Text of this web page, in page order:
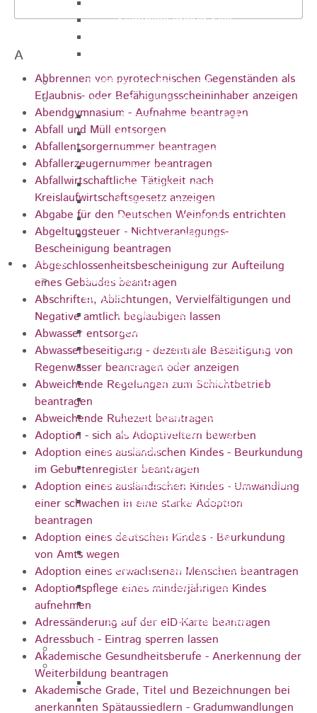
Stadthalle großer Saal
Qualifizierter Mietspiegel
Steuern & Gebühren
Wasserverbrauchsgebühr
Hundesteuer
Vergnügungssteuer
Hebesätze
Kindergartengebühren
Hallenbenutzungsgebühren
Hallenbad & Freibad
Verwaltungsgebühren
Politik
Bürgermeister
Gremien
Bauausschuss
Gemeinderat
GEO - Vertreter im Aufsichtsrat
Ortschaftsrat
Aufsichtsrat Wohnbau GmbH
Umlegungsausschuss
Verbandsversammlung der VG
Rosenstein
Verbandsversammlung des
Abwasserzweckverband Lauter-Rems
Verbandsversammlung des
Landeswasserversorgung
Verbandsversammlung Zweckverband
"Gewerbeverband Rosenstein"
Verwaltungsausschuss
Rosenstein" - Verwaltungsrat
Jugendparlament
Wahlen
Wahlen Aktuell
Wahlinformation
A
Abbrennen von pyrotechnischen Gegenständen als
Erlaubnis- oder Befähigungsscheininhaber anzeigen
Abendgymnasium - Aufnahme beantragen
Abfall und Müll entsorgen
Abfallentsorgernummer beantragen
Abfallerzeugernummer beantragen
Abfallwirtschaftliche Tätigkeit nach
Kreislaufwirtschaftsgesetz anzeigen
Abgabe für den Deutschen Weinfonds entrichten
Abgeltungsteuer - Nichtveranlagungs-
Bescheinigung beantragen
Abgeschlossenheitsbescheinigung zur Aufteilung
eines Gebäudes beantragen
Abschriften, Ablichtungen, Vervielfältigungen und
Negative amtlich beglaubigen lassen
Abwasser entsorgen
Abwasserbeseitigung - dezentrale Beseitigung von
Regenwasser beantragen oder anzeigen
Abweichende Regelungen zum Schichtbetrieb
beantragen
Abweichende Ruhezeit beantragen
Adoption - sich als Adoptiveltern bewerben
Adoption eines ausländischen Kindes - Beurkundung
im Geburtenregister beantragen
Adoption eines ausländischen Kindes - Umwandlung
einer schwachen in eine starke Adoption
beantragen
Adoption eines deutschen Kindes - Beurkundung
von Amts wegen
Adoption eines erwachsenen Menschen beantragen
Adoptionspflege eines minderjährigen Kindes
aufnehmen
Adressänderung auf der eID-Karte beantragen
Adressbuch - Eintrag sperren lassen
Akademische Gesundheitsberufe - Anerkennung der
Weiterbildung beantragen
Akademische Grade, Titel und Bezeichnungen bei
anerkannten Spätaussiedlern - Gradumwandlungen